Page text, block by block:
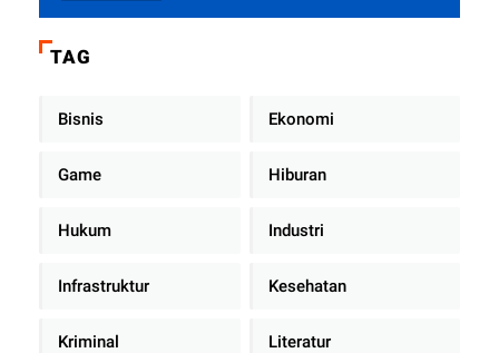
Dengan Teman Kencan Wanitanya
TAG
Bisnis Ekonomi
Game Hiburan
Hukum Industri
Infrastruktur Kesehatan
Kriminal Literatur